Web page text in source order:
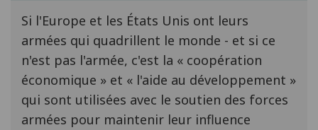
Si l'Europe et les États Unis ont leurs
armées qui quadrillent le monde - et si ce
n'est pas l'armée, c'est la « coopération
économique » et « l'aide au développement »
qui sont utilisées avec le soutien des forces
armées pour maintenir leur influence